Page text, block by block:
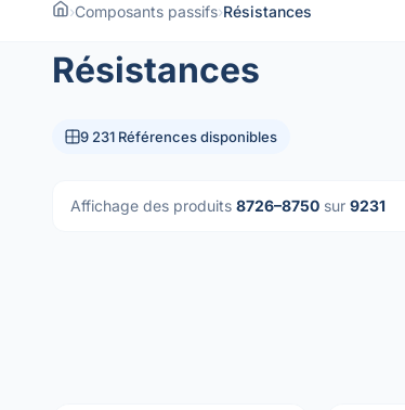
›Composants passifs›Résistances
Résistances
9 231 Références disponibles
Affichage des produits 8726–8750 sur 9231